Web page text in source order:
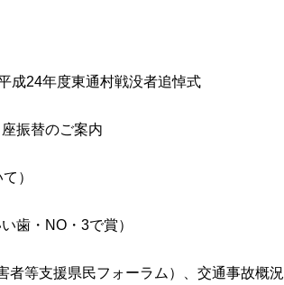
成24年度東通村戦没者追悼式
振替のご案内
）
歯・NO・3で賞）
者等支援県民フォーラム）、交通事故概況